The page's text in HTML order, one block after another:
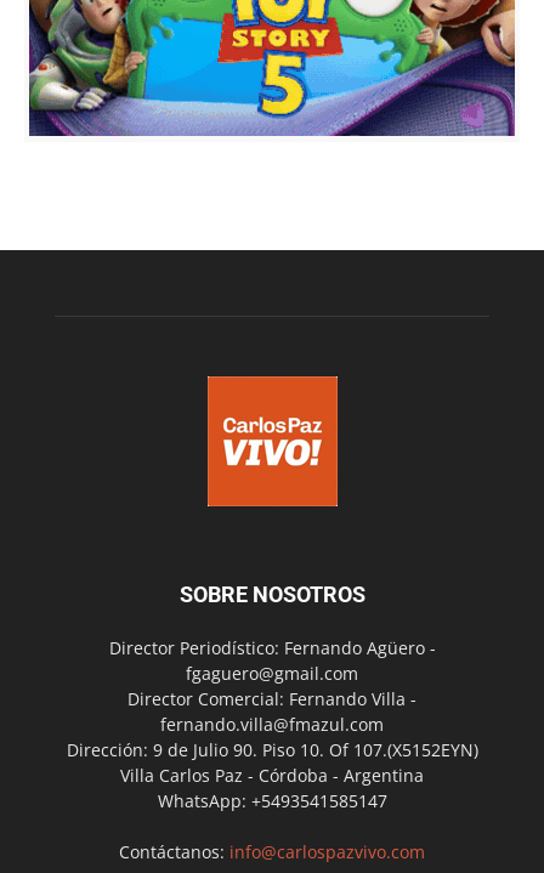
SOBRE NOSOTROS
Director Periodístico: Fernando Agüero -
fgaguero@gmail.com
Director Comercial: Fernando Villa -
fernando.villa@fmazul.com
Dirección: 9 de Julio 90. Piso 10. Of 107.(X5152EYN)
Villa Carlos Paz - Córdoba - Argentina
WhatsApp: +5493541585147
Contáctanos: info@carlospazvivo.com